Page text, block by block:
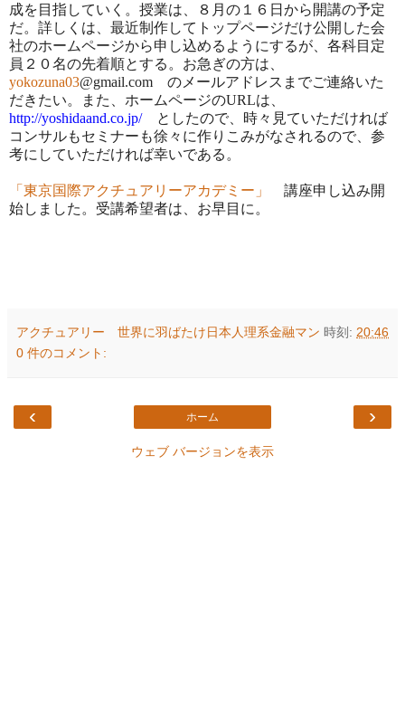
成を目指していく。授業は、８月の１６日から開講の予定
だ。詳しくは、最近制作してトップページだけ公開した会
社のホームページから申し込めるようにするが、各科目定
員２０名の先着順とする。お急ぎの方は、
yokozuna03@gmail.com のメールアドレスまでご連絡いた
だきたい。また、ホームページのURLは、
http://yoshidaand.co.jp/としたので、時々見ていただければ
コンサルもセミナーも徐々に作りこみがなされるので、参
考にしていただければ幸いである。
「東京国際アクチュアリーアカデミー」
講座申し込み開
始しました。受講希望者は、お早目に。
アクチュアリー 世界に羽ばたけ日本人理系金融マン 時刻: 20:46
0 件のコメント:
‹ ›
ホーム
ウェブ バージョンを表示